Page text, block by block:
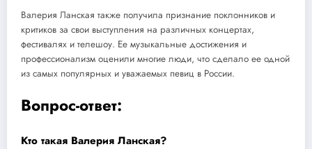
Валерия Ланская также получила признание поклонников и
критиков за свои выступления на различных концертах,
фестивалях и телешоу. Ее музыкальные достижения и
профессионализм оценили многие люди, что сделало ее одной
из самых популярных и уважаемых певиц в России.
Вопрос-ответ:
Кто такая Валерия Ланская?